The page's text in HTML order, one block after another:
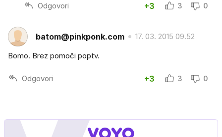
Odgovori +3 3 0
batom@pinkponk.com 17. 03. 2015 09.52
Bomo. Brez pomoči poptv.
Odgovori +3 3 0